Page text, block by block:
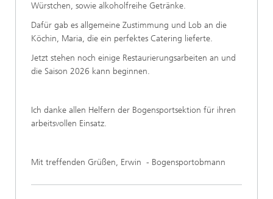
Würstchen, sowie alkoholfreihe Getränke.
Dafür gab es allgemeine Zustimmung und Lob an die
Köchin, Maria, die ein perfektes Catering lieferte.
Jetzt stehen noch einige Restaurierungsarbeiten an und
die Saison 2026 kann beginnen.
Ich danke allen Helfern der Bogensportsektion für ihren
arbeitsvollen Einsatz.
Mit treffenden Grüßen, Erwin - Bogensportobmann